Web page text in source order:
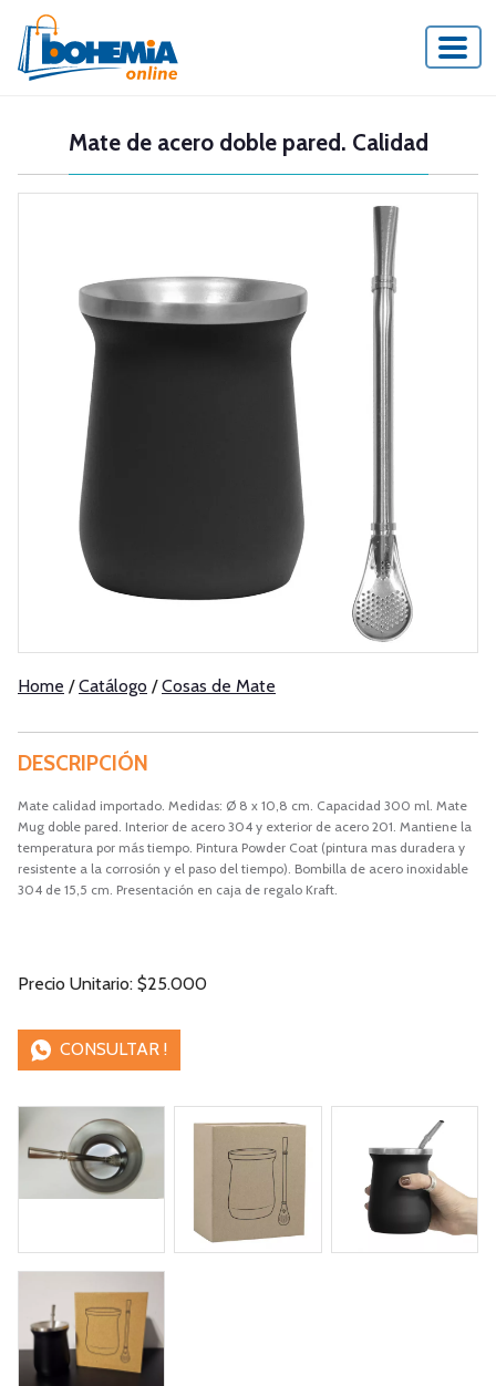
Mate de acero doble pared. Calidad
Home /Catálogo /Cosas de Mate
DESCRIPCIÓN
Mate calidad importado. Medidas: Ø 8 x 10,8 cm. Capacidad 300 ml. Mate
Mug doble pared. Interior de acero 304 y exterior de acero 201. Mantiene la
temperatura por más tiempo. Pintura Powder Coat (pintura mas duradera y
resistente a la corrosión y el paso del tiempo). Bombilla de acero inoxidable
304 de 15,5 cm. Presentación en caja de regalo Kraft.
Precio Unitario: $25.000
CONSULTAR !